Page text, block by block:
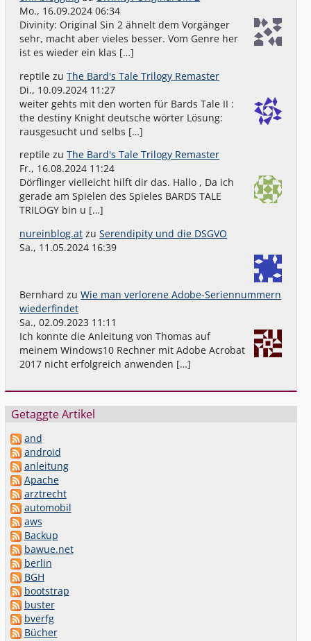
Mo., 16.09.2024 06:34
Divinity: Original Sin 2 ähnelt dem Vorgänger
sehr, macht aber vieles besser. Vom Genre her
ist es wieder ein klas […]
reptile zuThe Bard's Tale Trilogy Remaster
Di., 10.09.2024 11:27
weiter gehts mit den worten für Bards Tale II :
the destiny Knight deutsche wörter Lösung:
rausgesucht und selbs […]
reptile zuThe Bard's Tale Trilogy Remaster
Fr., 16.08.2024 11:24
Dörflinger vielleicht hilft dir das. Hallo , Da ich
gerade am Spielen des Spieles BARDS TALE
TRILOGY bin u […]
nureinblog.at zuSerendipity und die DSGVO
Sa., 11.05.2024 16:39
Bernhard zuWie man verlorene Adobe-Seriennummern
wiederfindet
Sa., 02.09.2023 11:11
Ich konnte die Anleitung von Thomas auf
meinem Windows10 Rechner mit Adobe Acrobat
2017 nicht erfolgreich anwenden […]
Getaggte Artikel
and
android
anleitung
Apache
arztrecht
automobil
aws
Backup
bawue.net
berlin
BGH
bootstrap
buster
bverfg
Bücher